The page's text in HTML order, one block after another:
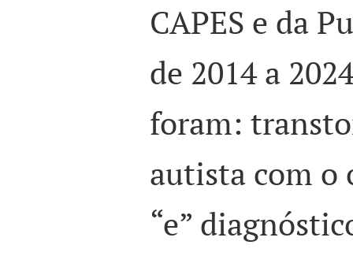
CAPES e da
de 2014 a
foram:
autista com o
“e”